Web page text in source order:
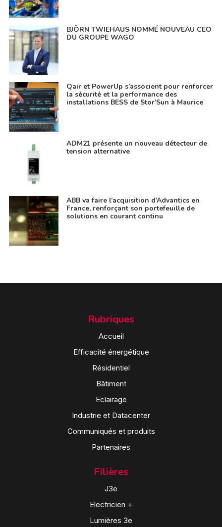
BJÖRN TWIEHAUS NOMMÉ NOUVEAU CEO
DU GROUPE WAGO
Qair et PowerUp s’associent pour renforcer
la sécurité et la performance des
installations BESS de Stor’Sun à Maurice
ADM21 présente un nouveau détecteur de
tension alternative
ABB va faire l’acquisition d’Advantics en
France, renforçant son portefeuille de
solutions en courant continu
Rubriques
Accueil
Efficacité énergétique
Résidentiel
Bâtiment
Eclairage
Industrie et Datacenter
Communiqués et produits
Partenaires
Filières
J3e
Electricien +
Lumières 3e